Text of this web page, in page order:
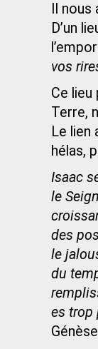
Il
D’un
vos
Ce
Terre,
Le lien
hélas,
Isaac
le
des
le
du
es trop